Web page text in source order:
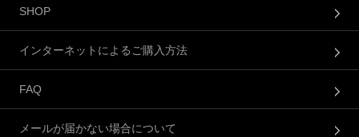
SHOP
インターネットによるご購入方法
FAQ
メールが届かない場合について